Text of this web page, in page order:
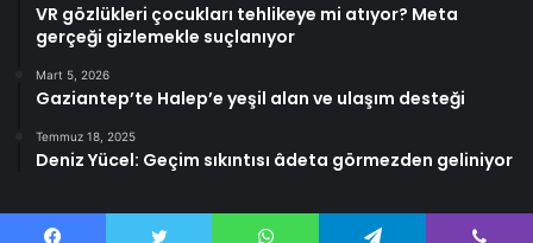
VR gözlükleri çocukları tehlikeye mi atıyor? Meta
gerçeği gizlemekle suçlanıyor
Mart 5, 2026
Gaziantep’te Halep’e yeşil alan ve ulaşım desteği
Temmuz 18, 2025
Deniz Yücel: Geçim sıkıntısı âdeta görmezden geliniyor